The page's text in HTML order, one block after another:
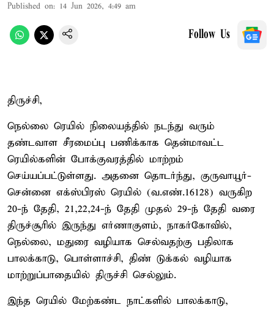
Published on: 14 Jun 2026, 4:49 am
Follow Us
திருச்சி,
நெல்லை ரெயில் நிலையத்தில் நடந்து வரும்
தண்டவாள சீரமைப்பு பணிக்காக தென்மாவட்ட
ரெயில்களின் போக்குவரத்தில் மாற்றம்
செய்யப்பட்டுள்ளது. அதனை தொடர்ந்து, குருவாயூர்-
சென்னை எக்ஸ்பிரஸ் ரெயில் (வ.எண்.16128) வருகிற
20-ந் தேதி, 21,22,24-ந் தேதி முதல் 29-ந் தேதி வரை
திருச்சூரில் இருந்து எர்ணாகுளம், நாகர்கோவில்,
நெல்லை, மதுரை வழியாக செல்வதற்கு பதிலாக
பாலக்காடு, பொள்ளாச்சி, திண் டுக்கல் வழியாக
மாற்றுப்பாதையில் திருச்சி செல்லும்.
இந்த ரெயில் மேற்கண்ட நாட்களில் பாலக்காடு,